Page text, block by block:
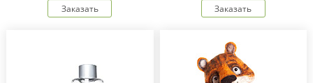
Заказать Заказать